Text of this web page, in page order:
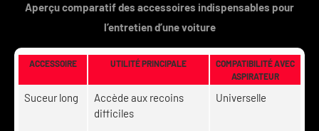
Aperçu comparatif des accessoires indispensables pour
l’entretien d’une voiture
ACCESSOIRE UTILITÉ PRINCIPALE
COMPATIBILITÉ AVEC
ASPIRATEUR
Suceur long
Accède aux recoins
difficiles
Universelle